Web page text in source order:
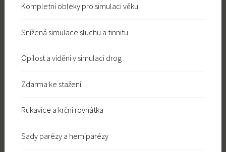
Kompletní obleky pro simulaci věku
Snížená simulace sluchu a tinnitu
Opilost a vidění v simulaci drog
Zdarma ke stažení
Rukavice a krční rovnátka
Sady parézy a hemiparézy